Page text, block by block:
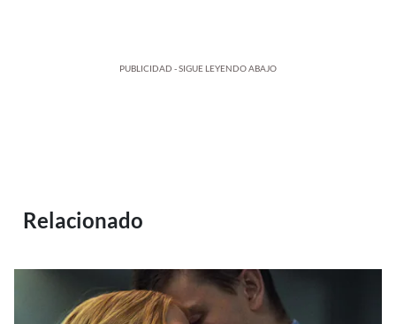
PUBLICIDAD - SIGUE LEYENDO ABAJO
Relacionado